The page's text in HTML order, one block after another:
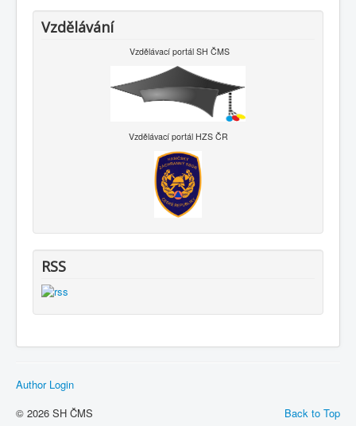
Vzdělávání
Vzdělávací portál SH ČMS
Vzdělávací portál HZS ČR
RSS
Author Login
Back to Top
© 2026 SH ČMS